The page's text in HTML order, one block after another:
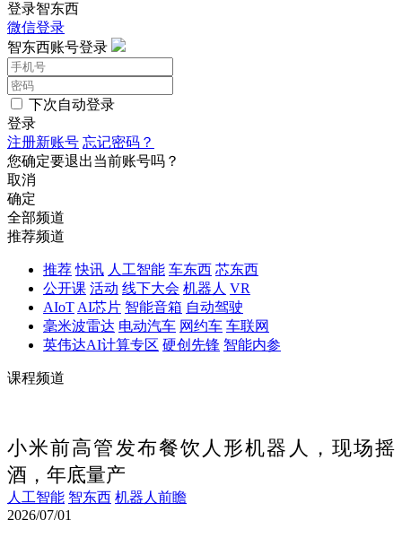
登录智东西
微信登录
智东西账号登录
下次自动登录
登录
注册新账号 忘记密码？
您确定要退出当前账号吗？
取消
确定
全部频道
推荐频道
推荐 快讯 人工智能 车东西 芯东西
公开课 活动 线下大会 机器人 VR
AIoT AI芯片 智能音箱 自动驾驶
毫米波雷达 电动汽车 网约车 车联网
英伟达AI计算专区 硬创先锋 智能内参
课程频道
小米前高管发布餐饮人形机器人，现场摇
酒，年底量产
人工智能 智东西 机器人前瞻
2026/07/01